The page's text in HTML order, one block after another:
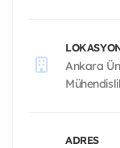
Ankara
ADRES